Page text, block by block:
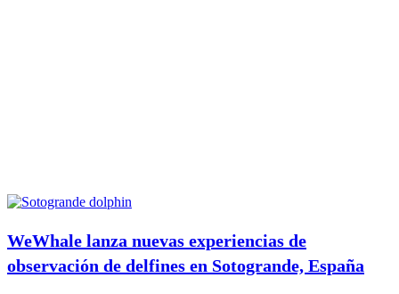
WeWhale lanza nuevas experiencias de
observación de delfines en Sotogrande, España